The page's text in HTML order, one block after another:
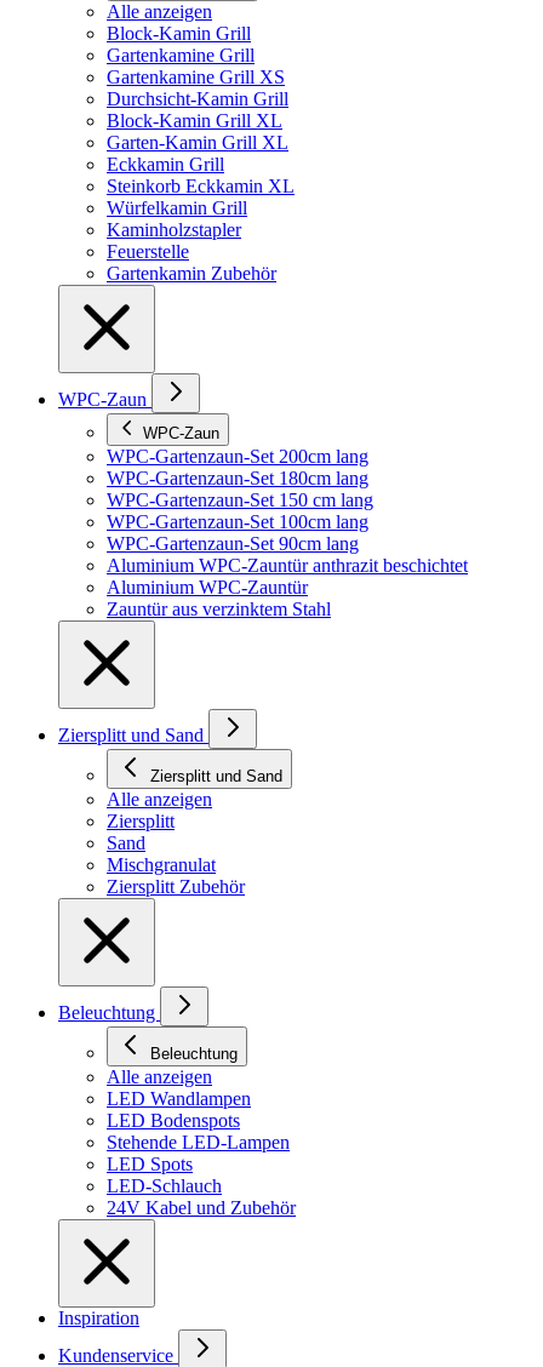
Alle anzeigen
Block-Kamin Grill
Gartenkamine Grill
Gartenkamine Grill XS
Durchsicht-Kamin Grill
Block-Kamin Grill XL
Garten-Kamin Grill XL
Eckkamin Grill
Steinkorb Eckkamin XL
Würfelkamin Grill
Kaminholzstapler
Feuerstelle
Gartenkamin Zubehör
WPC-Zaun
WPC-Zaun
WPC-Gartenzaun-Set 200cm lang
WPC-Gartenzaun-Set 180cm lang
WPC-Gartenzaun-Set 150 cm lang
WPC-Gartenzaun-Set 100cm lang
WPC-Gartenzaun-Set 90cm lang
Aluminium WPC-Zauntür anthrazit beschichtet
Aluminium WPC-Zauntür
Zauntür aus verzinktem Stahl
Ziersplitt und Sand
Ziersplitt und Sand
Alle anzeigen
Ziersplitt
Sand
Mischgranulat
Ziersplitt Zubehör
Beleuchtung
Beleuchtung
Alle anzeigen
LED Wandlampen
LED Bodenspots
Stehende LED-Lampen
LED Spots
LED-Schlauch
24V Kabel und Zubehör
Inspiration
Kundenservice